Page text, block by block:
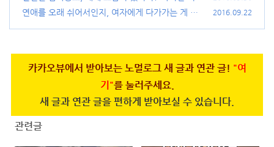
관리?
(86)
연애를 오래 쉬어서인지, 여자에게 다가가는 게 어
2016.09.22
카카오뷰에서 받아보는 노멀로그 새 글과 연관 글! "여
기"를 눌러주세요.
새 글과 연관 글을 편하게 받아보실 수 있습니다.
관련글